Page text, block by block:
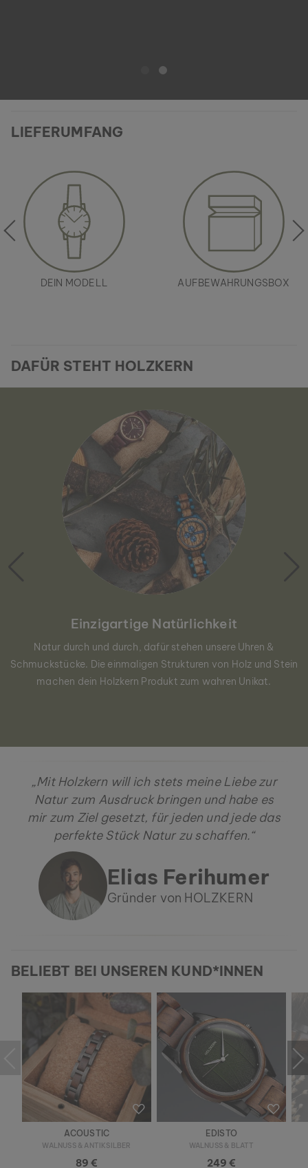
LIEFERUMFANG
DEIN MODELL AUFBEWAHRUNGSBOX
DAFÜR STEHT HOLZKERN
Einzigartige Natürlichkeit
Natur durch und durch, dafür stehen unsere Uhren &
Schmuckstücke. Die einmaligen Strukturen von Holz und Stein
machen dein Holzkern Produkt zum wahren Unikat.
„Mit Holzkern will ich stets meine Liebe zur
Natur zum Ausdruck bringen und habe es
mir zum Ziel gesetzt, für jeden und jede das
perfekte Stück Natur zu schaffen.“
Elias Ferihumer
Gründer von HOLZKERN
BELIEBT BEI UNSEREN KUND*INNEN
ACOUSTIC
WALNUSS & ANTIKSILBER
89 €
EDISTO
WALNUSS & BLATT
249 €